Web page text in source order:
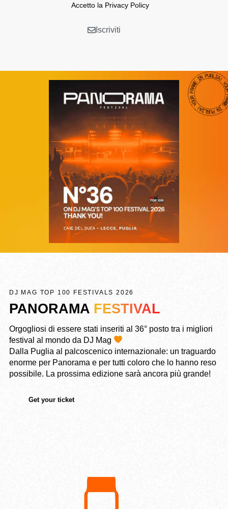
Accetto la Privacy Policy
Iscriviti
DJ MAG TOP 100 FESTIVALS 2026
PANORAMA FESTIVAL
Orgogliosi di essere stati inseriti al 36° posto tra i migliori
festival al mondo da DJ Mag
Dalla Puglia al palcoscenico internazionale: un traguardo
enorme per Panorama e per tutti coloro che lo hanno reso
possibile. La prossima edizione sarà ancora più grande!
Get your ticket